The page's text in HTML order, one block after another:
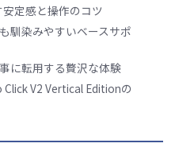
定感と操作のコツ
馴染みやすいベースサポ
に転用する贅沢な体験
V2 Vertical Editionの